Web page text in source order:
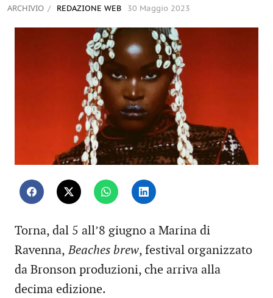
ARCHIVIO REDAZIONE WEB 30 Maggio 2023
Torna, dal 5 all’8 giugno a Marina di
Ravenna, Beaches brew, festival organizzato
da Bronson produzioni, che arriva alla
decima edizione.